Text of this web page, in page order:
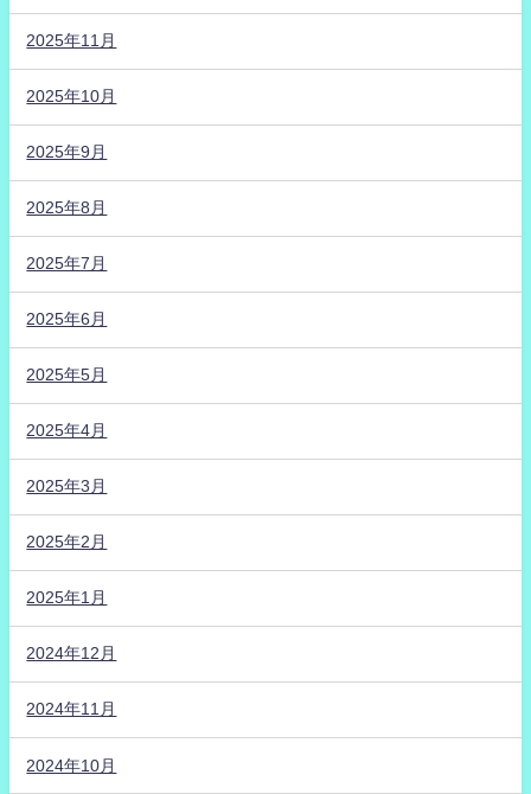
2025年11月
2025年10月
2025年9月
2025年8月
2025年7月
2025年6月
2025年5月
2025年4月
2025年3月
2025年2月
2025年1月
2024年12月
2024年11月
2024年10月